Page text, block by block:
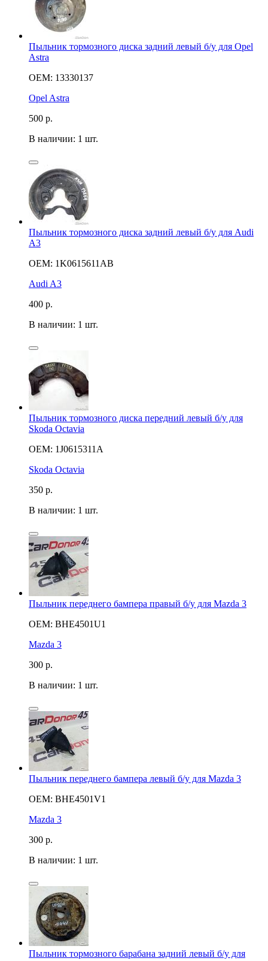
Пыльник тормозного диска задний левый б/у для Opel
Astra
OEM: 13330137
Opel Astra
500 р.
В наличии: 1 шт.
Пыльник тормозного диска задний левый б/у для Audi
A3
OEM: 1K0615611AB
Audi A3
400 р.
В наличии: 1 шт.
Пыльник тормозного диска передний левый б/у для
Skoda Octavia
OEM: 1J0615311A
Skoda Octavia
350 р.
В наличии: 1 шт.
Пыльник переднего бампера правый б/у для Mazda 3
OEM: BHE4501U1
Mazda 3
300 р.
В наличии: 1 шт.
Пыльник переднего бампера левый б/у для Mazda 3
OEM: BHE4501V1
Mazda 3
300 р.
В наличии: 1 шт.
Пыльник тормозного барабана задний левый б/у для